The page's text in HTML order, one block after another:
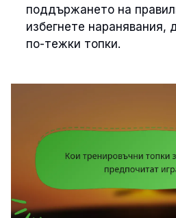
поддържането на
избегнете наранявания,
по-тежки топки.